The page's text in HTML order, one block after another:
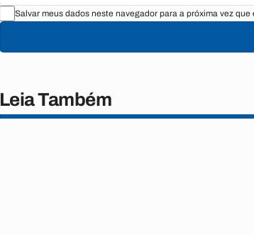
Salvar meus dados neste navegador para a próxima vez que
Leia Também